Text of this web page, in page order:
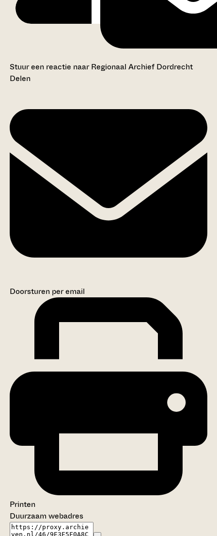
Stuur een reactie naar Regionaal Archief Dordrecht
Delen
Doorsturen per email
Printen
Duurzaam webadres